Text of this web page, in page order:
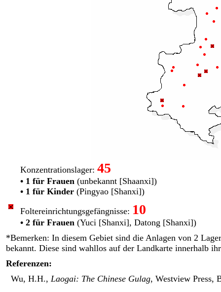
Konzentrationslager: 45
• 1 für Frauen(unbekannt [Shaanxi])
• 1 für Kinder(Pingyao [Shanxi])
Foltereinrichtungs­gefängnisse: 10
• 2 für Frauen(Yuci [Shanxi], Datong [Shanxi])
*Bemerken: In diesem Gebiet sind die Anlagen von 2
bekannt. Diese sind wahllos auf der Landkarte innerhalb
Referenzen:
Wu, H.H., Laogai: The Chinese Gulag, Westview Press,